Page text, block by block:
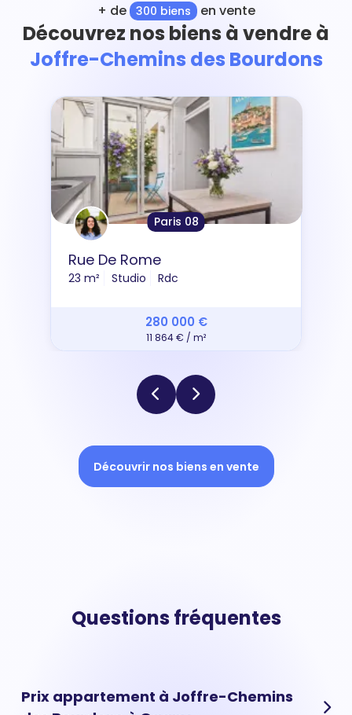
+ de 300 biens en vente
Découvrez nos biens à vendre à
Joffre-Chemins des Bourdons
Paris 08
Rue De Rome
23 m² Studio Rdc
280 000 €
11 864 € / m²
Découvrir nos biens en vente
Questions fréquentes
Prix appartement à Joffre-Chemins